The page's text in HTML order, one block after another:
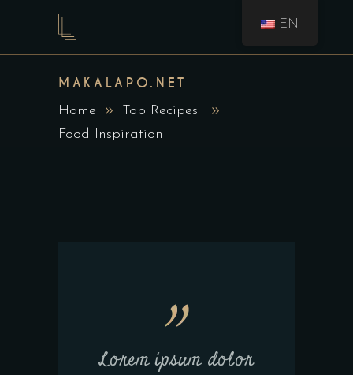
MAKALAPO.NET
Home
Top Recipes
Food Inspiration
Lorem ipsum dolor
EN